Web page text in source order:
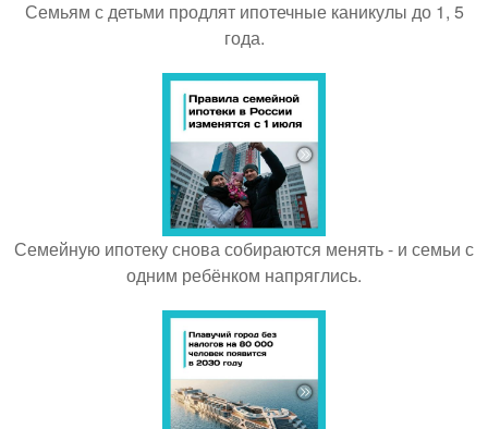
Семьям с детьми продлят ипотечные каникулы до 1, 5
года.
Семейную ипотеку снова собираются менять - и семьи с
одним ребёнком напряглись.